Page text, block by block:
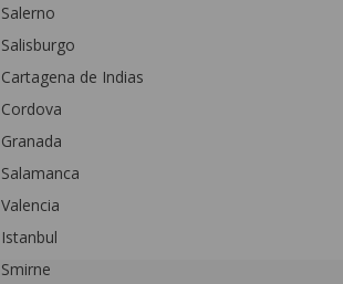
Salerno
Salisburgo
Cartagena de Indias
Cordova
Granada
Salamanca
Valencia
Istanbul
Smirne